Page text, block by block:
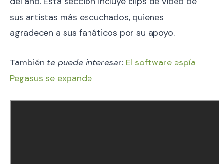
sus artistas más escuchados, quienes
agradecen a sus fanáticos por su apoyo.
También te puede interesar: El software espía
Pegasus se expande